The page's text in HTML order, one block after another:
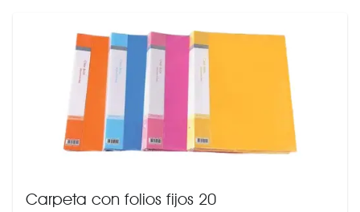
Carpeta con folios fijos 20